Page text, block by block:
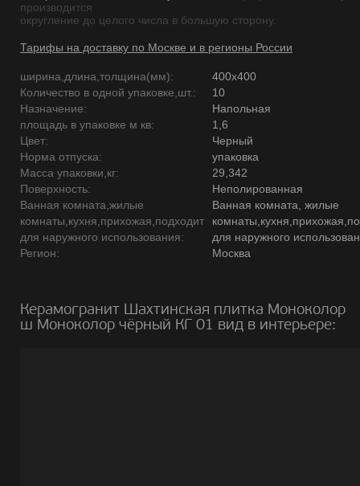
производится
округление до целого числа в большую сторону.
Тарифы на доставку по Москве и в регионы России
ширина,длина,толщина(мм):
400х400
Количество в одной упаковке,шт.:
10
Назначение:
Напольная
площадь в упаковке м кв:
1,6
Цвет:
Черный
Норма отпуска:
упаковка
Масса упаковки,кг:
29,342
Поверхность:
Неполированная
Ванная комната,жилые
комнаты,кухня,прихожая,подходит
для наружного использования:
Ванная комната, жилые
для наружного
Регион:
Москва
Керамогранит Шахтинская плитка Моноколор
ш Моноколор чёрный КГ 01 вид в интерьере: